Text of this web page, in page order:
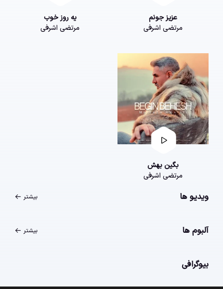
عزیز جونم
مرتضی اشرفی
یه روز خوب
مرتضی اشرفی
بگین بهش
مرتضی اشرفی
ویدیو ها بیشتر
آلبوم ها بیشتر
بیوگرافی